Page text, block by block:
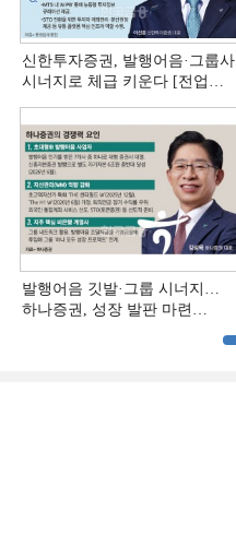
신한투자증권, 발행어음·그룹사
시너지로 체급 키운다 [전업계
발행어음 깃발·그룹 시너지…
하나증권, 성장 발판 마련